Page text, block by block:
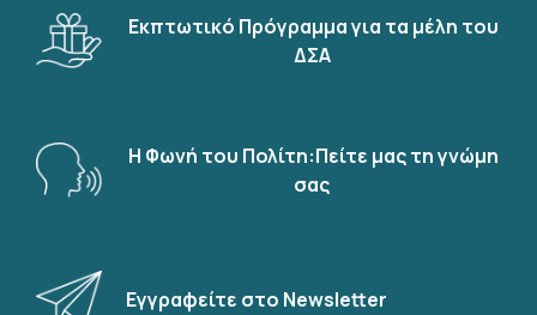
Εκπτωτικό Πρόγραμμα για τα μέλη του
ΔΣΑ
Η Φωνή του Πολίτη:Πείτε μας τη γνώμη
σας
Εγγραφείτε στο Newsletter